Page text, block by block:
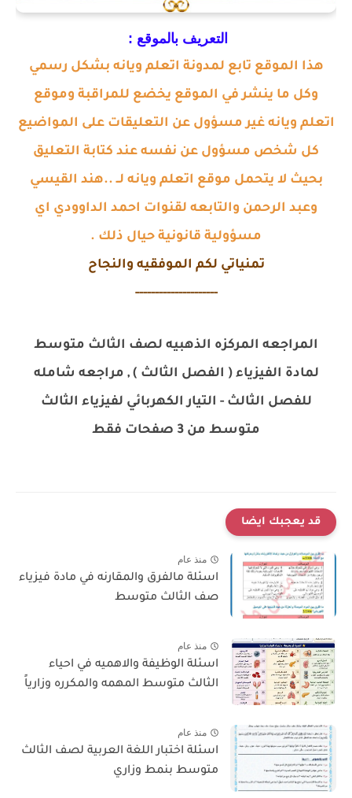
التعريف بالموقع :
هذا الموقع تابع لمدونة اتعلم ويانه بشكل رسمي
وكل ما ينشر في الموقع يخضع للمراقبة وموقع
اتعلم ويانه غير مسؤول عن التعليقات على المواضيع
كل شخص مسؤول عن نفسه عند كتابة التعليق
بحيث لا يتحمل موقع اتعلم ويانه لــ ..هند القيسي
وعبد الرحمن والتابعه لقنوات احمد الداوودي اي
مسؤولية قانونية حيال ذلك .
تمنياتي لكم الموفقيه والنجاح
---------------------
المراجعه المركزه الذهبيه لصف الثالث متوسط
لمادة الفيزياء ( الفصل الثالث ) , مراجعه شامله
للفصل الثالث - التيار الكهربائي لفيزياء الثالث
متوسط من 3 صفحات فقط
قد يعجبك ايضا
منذ عام
اسئلة مالفرق والمقارنه في مادة فيزياء
صف الثالث متوسط
منذ عام
اسئلة الوظيفة والاهميه في احياء
الثالث متوسط المهمه والمكرره وزارياً
منذ عام
اسئلة اختبار اللغة العربية لصف الثالث
متوسط بنمط وزاري